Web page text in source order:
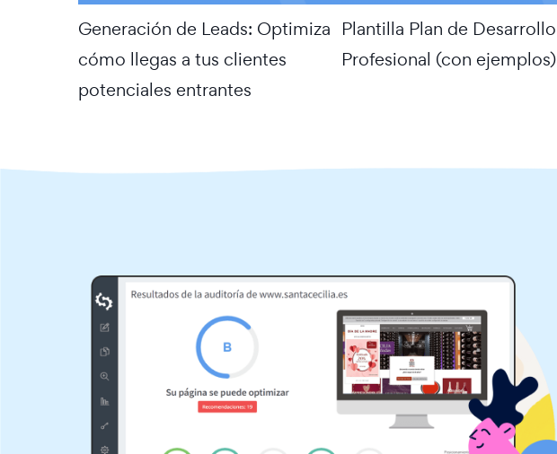
Generación de Leads: Optimiza
cómo llegas a tus clientes
potenciales entrantes
Plantilla Plan de Desarrollo
Profesional (con ejemplos)